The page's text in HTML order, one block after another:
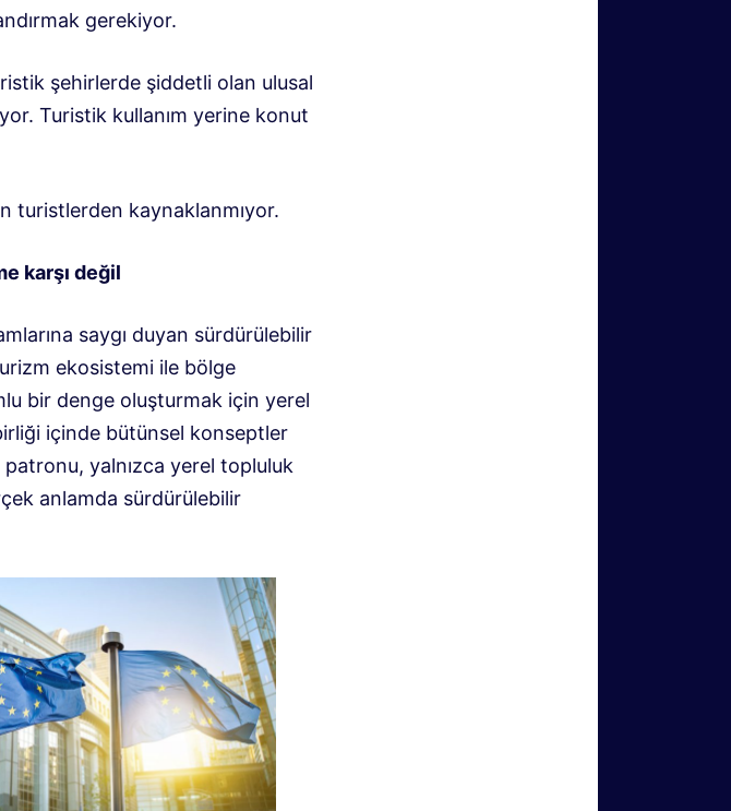
gerekiyor.
şehirlerde şiddetli olan ulusal
Turistik kullanım yerine konut
turistlerden kaynaklanmıyor.
karşı değil
saygı duyan sürdürülebilir
ekosistemi ile bölge
bir denge oluşturmak için yerel
içinde bütünsel konseptler
patronu, yalnızca yerel topluluk
anlamda sürdürülebilir